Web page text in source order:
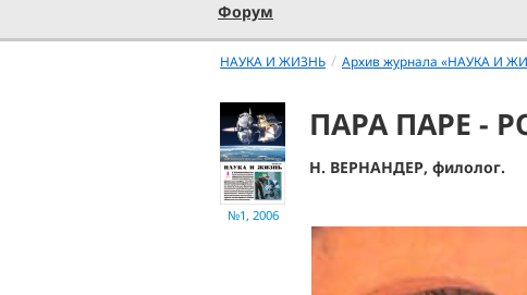
Форум
НАУКА И ЖИЗНЬ / Архив журнала «НАУКА И
№1, 2006
ПАРА ПАРЕ -
Н. ВЕРНАНДЕР, филолог.